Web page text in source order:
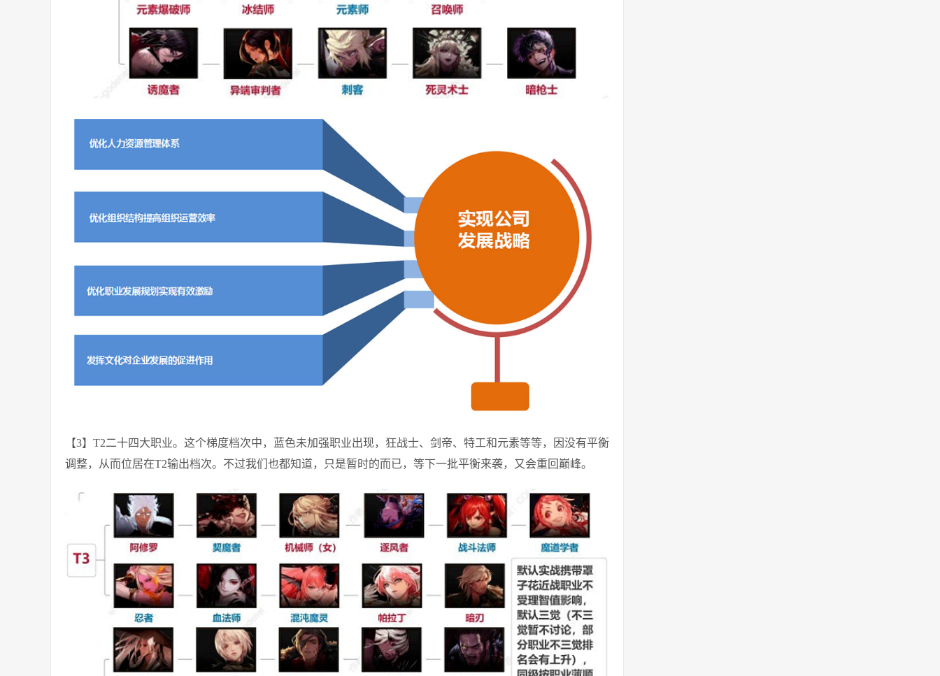
【3】T2二十四大职业。这个梯度档次中，蓝色未加强职业出现，狂战士、剑帝、特工和元素等等，因没有平衡
调整，从而位居在T2输出档次。不过我们也都知道，只是暂时的而已，等下一批平衡来袭，又会重回巅峰。